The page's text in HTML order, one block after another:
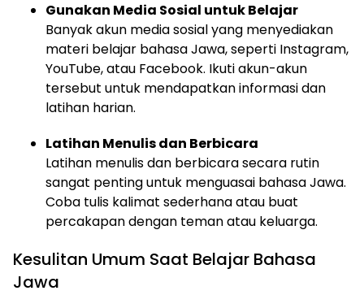
Gunakan Media Sosial untuk Belajar
Banyak akun media sosial yang menyediakan
materi belajar bahasa Jawa, seperti Instagram,
YouTube, atau Facebook. Ikuti akun-akun
tersebut untuk mendapatkan informasi dan
latihan harian.
Latihan Menulis dan Berbicara
Latihan menulis dan berbicara secara rutin
sangat penting untuk menguasai bahasa Jawa.
Coba tulis kalimat sederhana atau buat
percakapan dengan teman atau keluarga.
Kesulitan Umum Saat Belajar Bahasa
Jawa